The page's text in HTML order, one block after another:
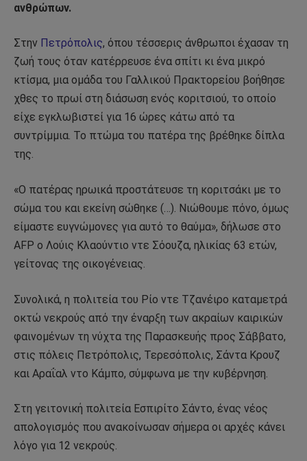
ανθρώπων.
Στην Πετρόπολις, όπου τέσσερις άνθρωποι έχασαν τη
ζωή τους όταν κατέρρευσε ένα σπίτι κι ένα μικρό
κτίσμα, μια ομάδα του Γαλλικού Πρακτορείου βοήθησε
χθες το πρωί στη διάσωση ενός κοριτσιού, το οποίο
είχε εγκλωβιστεί για 16 ώρες κάτω από τα
συντρίμμια. Το πτώμα του πατέρα της βρέθηκε δίπλα
της.
«Ο πατέρας ηρωικά προστάτευσε τη κοριτσάκι με το
σώμα του και εκείνη σώθηκε (…). Νιώθουμε πόνο, όμως
είμαστε ευγνώμονες για αυτό το θαύμα», δήλωσε στο
AFP o Λούις Κλαούντιο ντε Σόουζα, ηλικίας 63 ετών,
γείτονας της οικογένειας.
Συνολικά, η πολιτεία του Ρίο ντε Τζανέιρο καταμετρά
οκτώ νεκρούς από την έναρξη των ακραίων καιρικών
φαινομένων τη νύχτα της Παρασκευής προς Σάββατο,
στις πόλεις Πετρόπολις, Τερεσόπολις, Σάντα Κρουζ
και Αραΐαλ ντο Κάμπο, σύμφωνα με την κυβέρνηση.
Στη γειτονική πολιτεία Εσπιρίτο Σάντο, ένας νέος
απολογισμός που ανακοίνωσαν σήμερα οι αρχές κάνει
λόγο για 12 νεκρούς.